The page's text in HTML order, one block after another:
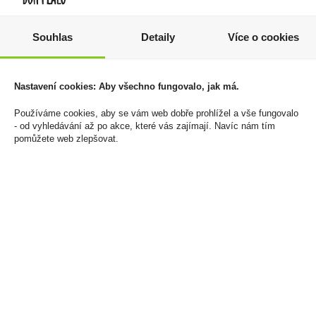
Haribo Primavera
Erdbeeren 100g
19 Kč
Skladem:více než 500 ks
Merlot IGP 0,75l Baron
89 Kč
Skladem:100 - 500 ks
Souhlas Detaily Více o cookies
Nastavení cookies: Aby všechno fungovalo, jak má.
Používáme cookies, aby se vám web dobře prohlížel a vše fungovalo
- od vyhledávání až po akce, které vás zajímají. Navíc nám tím
pomůžete web zlepšovat.